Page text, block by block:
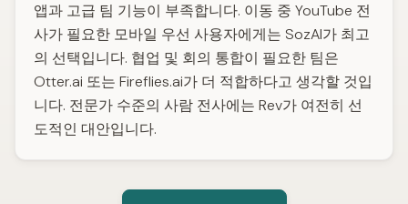
앱과 고급 팀 기능이 부족합니다. 이동 중 YouTube 전
사가 필요한 모바일 우선 사용자에게는 SozAI가 최고
의 선택입니다. 협업 및 회의 통합이 필요한 팀은
Otter.ai 또는 Fireflies.ai가 더 적합하다고 생각할 것입
니다. 전문가 수준의 사람 전사에는 Rev가 여전히 선
도적인 대안입니다.